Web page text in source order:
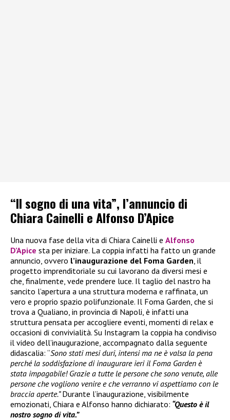
“Il sogno di una vita”, l’annuncio di
Chiara Cainelli e Alfonso D’Apice
Una nuova fase della vita di Chiara Cainelli e Alfonso
D’Apice sta per iniziare. La coppia infatti ha fatto un grande
annuncio, ovvero l’inaugurazione del Foma Garden , il
progetto imprenditoriale su cui lavorano da diversi mesi e
che, finalmente, vede prendere luce. Il taglio del nastro ha
sancito l’apertura a una struttura moderna e raffinata, un
vero e proprio spazio polifunzionale. Il Foma Garden, che si
trova a Qualiano, in provincia di Napoli, è infatti una
struttura pensata per accogliere eventi, momenti di relax e
occasioni di convivialità. Su Instagram la coppia ha condiviso
il video dell’inaugurazione, accompagnato dalla seguente
didascalia: “Sono stati mesi duri, intensi ma ne è valsa la pena
perché la soddisfazione di inaugurare ieri il Foma Garden è
stata impagabile! Grazie a tutte le persone che sono venute, alle
persone che vogliono venire e che verranno vi aspettiamo con le
braccia aperte.”Durante l’inaugurazione, visibilmente
emozionati, Chiara e Alfonso hanno dichiarato: “Questo è il
nostro sogno di vita.”